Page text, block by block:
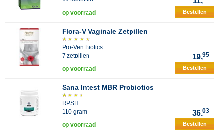
op voorraad Bestellen
Flora-V Vaginale Zetpillen
Pro-Ven Biotics
7 zetpillen
19,95
op voorraad Bestellen
Sana Intest MBR Probiotics
RPSH
110 gram
36,03
op voorraad Bestellen